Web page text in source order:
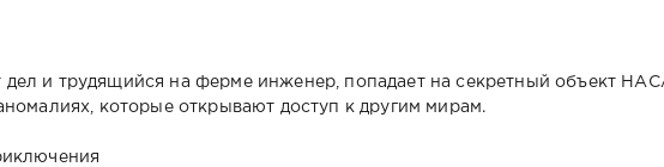
и трудящийся на ферме инженер, попадает на секретный объект
которые открывают доступ к другим мирам.